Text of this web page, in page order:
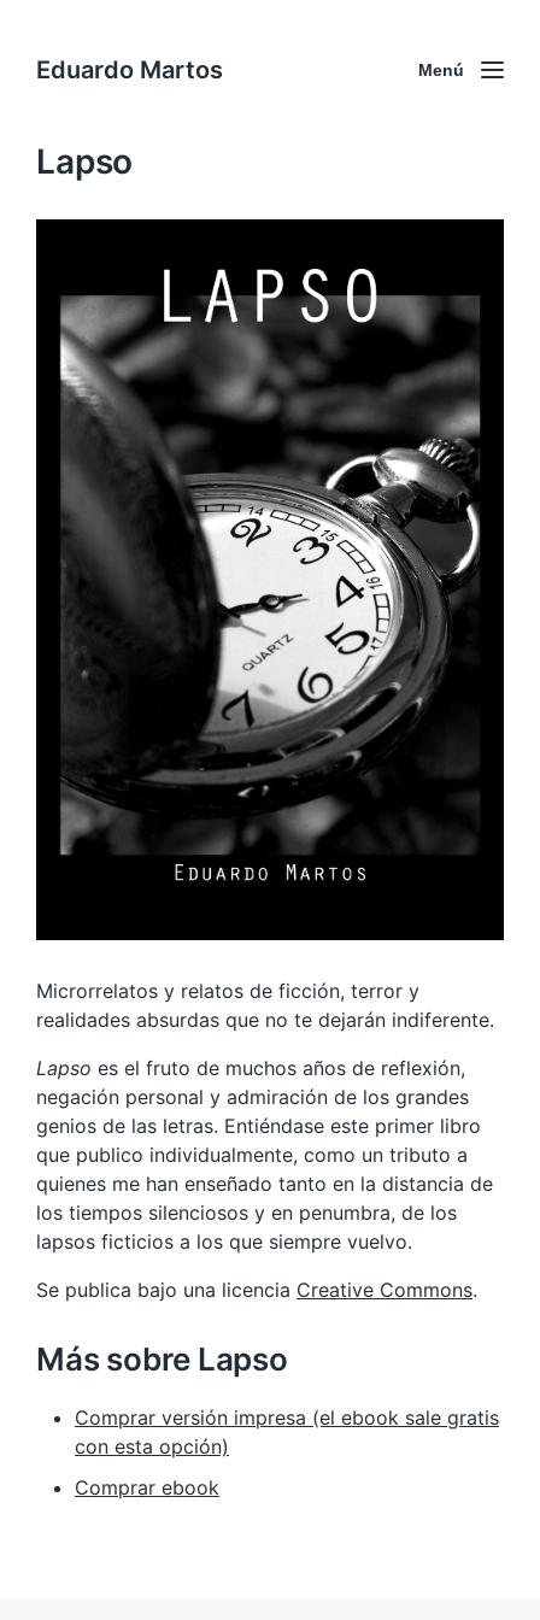
Eduardo Martos Menú
Lapso
Microrrelatos y relatos de ficción, terror y
realidades absurdas que no te dejarán indiferente.
Lapso es el fruto de muchos años de reflexión,
negación personal y admiración de los grandes
genios de las letras. Entiéndase este primer libro
que publico individualmente, como un tributo a
quienes me han enseñado tanto en la distancia de
los tiempos silenciosos y en penumbra, de los
lapsos ficticios a los que siempre vuelvo.
Se publica bajo una licencia Creative Commons.
Más sobre Lapso
Comprar versión impresa (el ebook sale gratis
con esta opción)
Comprar ebook